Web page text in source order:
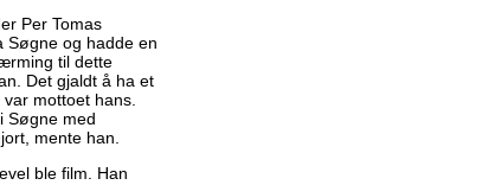
Per Tomas
Søgne og hadde en
til dette
Det gjaldt å ha et
mottoet hans.
Søgne med
mente han.
ble film. Han